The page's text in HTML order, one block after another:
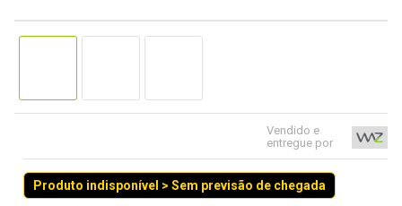
Vendido e
entregue por
Produto indisponível > Sem previsão de chegada
3º
teclado
5º
openbox
7º
fractal
8º
hd